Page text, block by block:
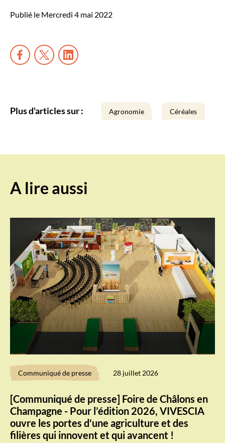
Publié le Mercredi 4 mai 2022
Plus d'articles sur : Agronomie Céréales
A lire aussi
Communiqué de presse 28 juillet 2026
[Communiqué de presse] Foire de Châlons en
Champagne - Pour l’édition 2026, VIVESCIA
ouvre les portes d'une agriculture et des
filières qui innovent et qui avancent !